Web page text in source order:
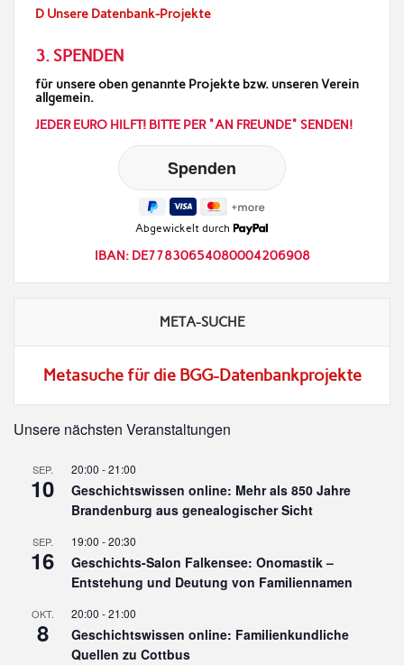
D Unsere Datenbank-Projekte
3. SPENDEN
für unsere oben genannte Projekte bzw. unseren Verein
allgemein.
JEDER EURO HILFT! BITTE PER "AN FREUNDE" SENDEN!
Abgewickelt durch
IBAN: DE77830654080004206908
META-SUCHE
Metasuche für die BGG-Datenbankprojekte
Unsere nächsten Veranstaltungen
SEP.
10
20:00 -21:00
Geschichtswissen online: Mehr als 850 Jahre
Brandenburg aus genealogischer Sicht
SEP.
16
19:00 -20:30
Geschichts-Salon Falkensee: Onomastik –
Entstehung und Deutung von Familiennamen
OKT.
8
20:00 -21:00
Geschichtswissen online: Familienkundliche
Quellen zu Cottbus